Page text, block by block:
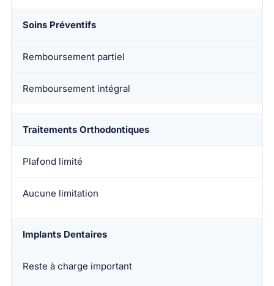
Soins Préventifs
Remboursement partiel
Remboursement intégral
Traitements Orthodontiques
Plafond limité
Aucune limitation
Implants Dentaires
Reste à charge important